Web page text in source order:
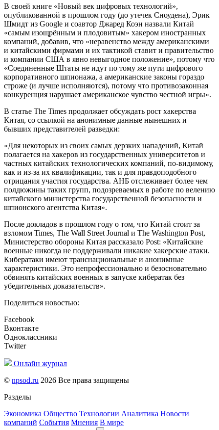
В своей книге «Новый век цифровых технологий»,
опубликованной в прошлом году (до утечек Сноудена), Эрик
Шмидт из Google и соавтор Джаред Коэн назвали Китай
«самым изощрённым и плодовитым» хакером иностранных
компаний, добавив, что «неравенство между американскими
и китайскими фирмами и их тактикой ставит и правительство
и компании США в явно невыгодное положение», потому что
«Соединенные Штаты не идут по тому же пути цифрового
корпоративного шпионажа, а американские законы гораздо
строже (и лучше исполняются), потому что противозаконная
конкуренция нарушает американское чувство честной игры».
В статье The Times продолжает обсуждать рост хакерства
Китая, со ссылкой на анонимные данные нынешних и
бывших представителей разведки:
«Для некоторых из своих самых дерзких нападений, Китай
полагается на хакеров из государственных университетов и
частных китайских технологических компаний, по-видимому,
как и из-за их квалификации, так и для правдоподобного
отрицания участия государства. АНБ отслеживает более чем
полдюжины таких групп, подозреваемых в работе по велению
китайского министерства государственной безопасности и
шпионского агентства Китая».
После докладов в прошлом году о том, что Китай стоит за
взломом Times, The Wall Street Journal и The Washington Post,
Министерство обороны Китая рассказало Post: «Китайские
военные никогда не поддерживали никакие хакерские атаки.
Кибератаки имеют транснациональные и анонимные
характеристики. Это непрофессионально и безосновательно
обвинять китайских военных в запуске кибератак без
убедительных доказательств».
Поделиться новостью:
Facebook
Вконтакте
Одноклассники
Twitter
Онлайн журнал
© npsod.ru 2026 Все права защищены
Разделы
Экономика Общество Технологии Аналитика Новости
компаний События Мнения В мире